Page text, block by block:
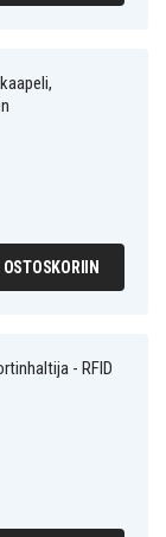
- RFID